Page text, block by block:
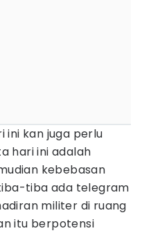
ini kan juga perlu
hari ini adalah
kebebasan
tiba ada telegram
militer di ruang
itu berpotensi